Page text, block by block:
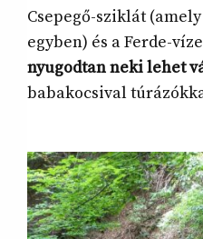
Csepegő-sziklát
egyben) és a Ferde-
nyugodtan neki lehet
babakocsival